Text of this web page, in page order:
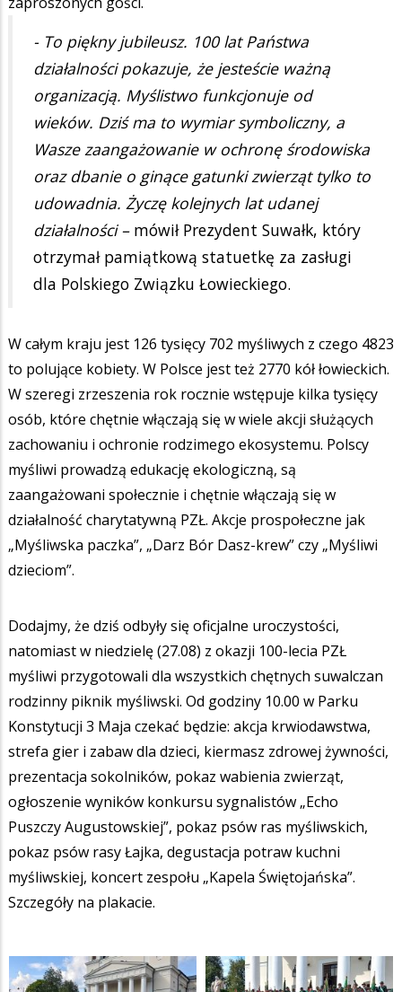
- To piękny jubileusz. 100 lat Państwa
działalności pokazuje, że jesteście ważną
organizacją. Myślistwo funkcjonuje od
wieków. Dziś ma to wymiar symboliczny, a
Wasze zaangażowanie w ochronę środowiska
oraz dbanie o ginące gatunki zwierząt tylko to
udowadnia. Życzę kolejnych lat udanej
działalności – mówił Prezydent Suwałk, który
otrzymał pamiątkową statuetkę za zasługi
dla Polskiego Związku Łowieckiego.
W całym kraju jest 126 tysięcy 702 myśliwych z czego 4823
to polujące kobiety. W Polsce jest też 2770 kół łowieckich.
W szeregi zrzeszenia rok rocznie wstępuje kilka tysięcy
osób, które chętnie włączają się w wiele akcji służących
zachowaniu i ochronie rodzimego ekosystemu. Polscy
myśliwi prowadzą edukację ekologiczną, są
zaangażowani społecznie i chętnie włączają się w
działalność charytatywną PZŁ. Akcje prospołeczne jak
„Myśliwska paczka”, „Darz Bór Dasz-krew” czy „Myśliwi
dzieciom”.
Dodajmy, że dziś odbyły się oficjalne uroczystości,
natomiast w niedzielę (27.08) z okazji 100-lecia PZŁ
myśliwi przygotowali dla wszystkich chętnych suwalczan
rodzinny piknik myśliwski. Od godziny 10.00 w Parku
Konstytucji 3 Maja czekać będzie: akcja krwiodawstwa,
strefa gier i zabaw dla dzieci, kiermasz zdrowej żywności,
prezentacja sokolników, pokaz wabienia zwierząt,
ogłoszenie wyników konkursu sygnalistów „Echo
Puszczy Augustowskiej”, pokaz psów ras myśliwskich,
pokaz psów rasy Łajka, degustacja potraw kuchni
myśliwskiej, koncert zespołu „Kapela Świętojańska”.
Szczegóły na plakacie.